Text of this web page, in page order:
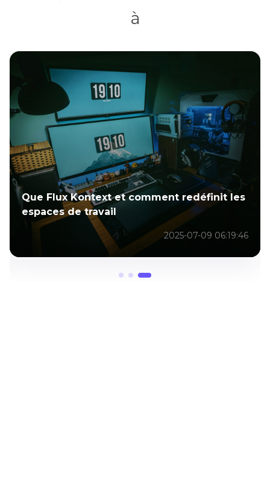
à
Que Flux Kontext et comment redéfinit les
espaces de travail
2025-07-09 06:19:46